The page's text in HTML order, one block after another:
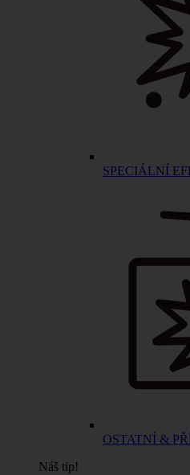
SPECIÁLNÍ
OSTATNÍ &
Náš tip!